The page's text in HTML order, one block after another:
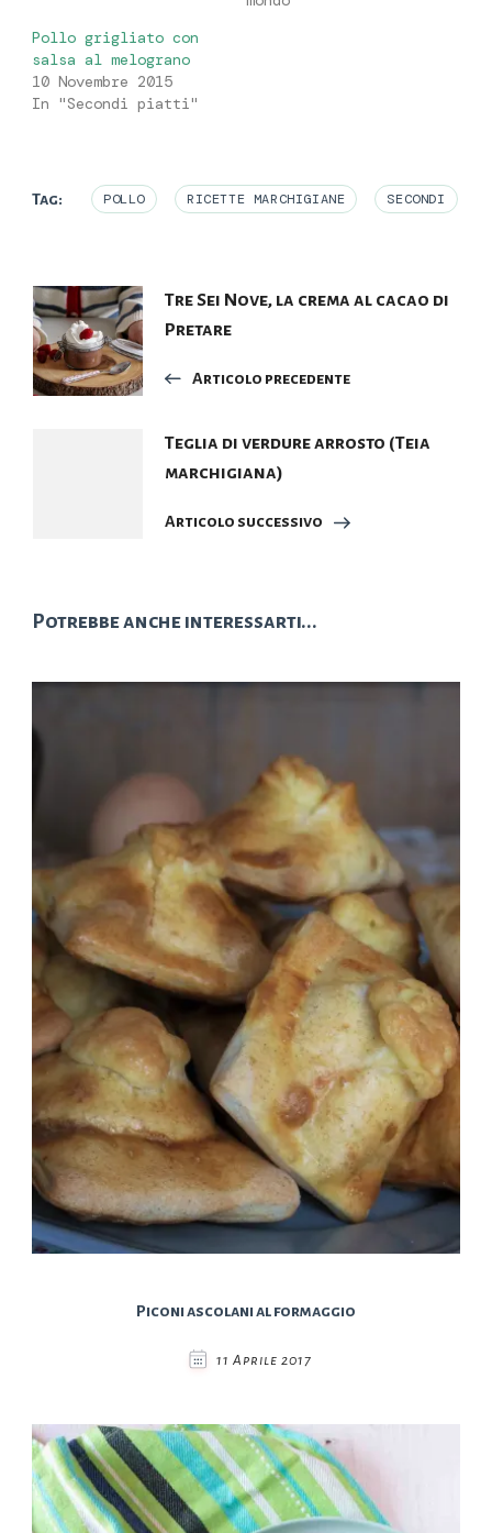
Pollo grigliato con
salsa al melograno
10 Novembre 2015
In "Secondi piatti"
Tag: POLLO RICETTE MARCHIGIANE SECONDI
Navigazione
articoli
Tre Sei Nove, la crema al cacao di
Pretare
Articolo precedente
Teglia di verdure arrosto (Teia
marchigiana)
Articolo successivo
Potrebbe anche interessarti...
Piconi ascolani al formaggio
11 Aprile 2017